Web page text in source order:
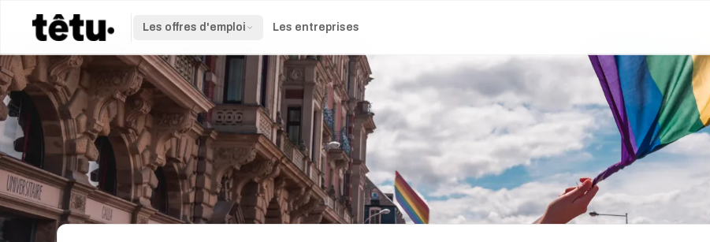
Les offres d'emploi Les entreprises